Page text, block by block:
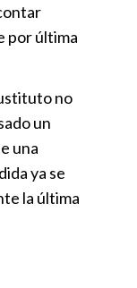
por última
no
un
una
ya se
la última